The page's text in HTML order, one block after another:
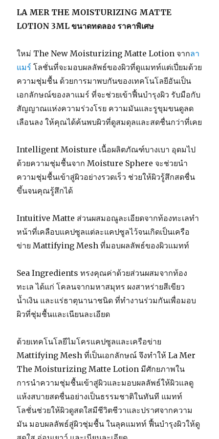
LA MER THE MOISTURIZING MATTE
LOTION 3ML ขนาดทดลอง ราคาพิเศษ
ใหม่ The New Moisturizing Matte Lotion จากลา
แมร์ โลชั่นที่จะมอบผลลัพธ์ของผิวที่ดูแมทท์แต่เปี่ยมด้วย
ความชุ่มชื้น ด้วยการมาพบกันของเทคโนโลยีอันเป็น
เอกลักษณ์ของลาแมร์ ที่จะช่วยเข้าฟื้นบำรุงผิว รับมือกับ
สัญญาณแห่งความร่วงโรย ความมันและรูขุมขนดูลด
เลือนลง ให้คุณได้ค้นพบผิวที่ดูสมดุลและสดชื่นกว่าที่เคย
Intelligent Moisture เนื้อผลิตภัณฑ์บางเบา อุดมไป
ด้วยความชุ่มชื้นจาก Moisture Sphere จะช่วยนำ
ความชุ่มชื้นเข้าสู่ผิวอย่างรวดเร็ว ช่วยให้ผิวรู้สึกสดชื่น
ขึ้นจนคุณรู้สึกได้
Intuitive Matte ส่วนผสมอณูละเอียดจากท้องทะเลทำ
หน้าที่เคลือบแคปซูลแต่ละแคปซูลไว้จนเกิดเป็นเครือ
ข่าย Mattifying Mesh ที่มอบผลลัพธ์ของผิวแมทท์
Sea Ingredients ทรงคุณค่าด้วยส่วนผสมจากท้อง
ทะเล ได้แก่ โคลนจากมหาสมุทร ผงสาหร่ายสีเขียว
น้ำเงิน และแร่ธาตุนานาชนิด ที่ทำงานร่วมกันเพื่อมอบ
ผิวที่ชุ่มชื้นและเนียนละเอียด
ด้วยเทคโนโลยีไมโครแคปซูลและเครือข่าย
Mattifying Mesh ที่เป็นเอกลักษณ์ จึงทำให้ La Mer
The Moisturizing Matte Lotion มีศักยภาพใน
การนำความชุ่มชื้นเข้าสู่ผิวและมอบผลลัพธ์ให้ผิวแลดู
แห้งสบายสดชื่นอย่างเป็นธรรมชาติในทันที แมทท์
โลชั่นช่วยให้ผิวดูสดใสมีชีวิตชีวาและปราศจากความ
มัน มอบผลลัพธ์สู่ผิวชุ่มชื้น ในลุคแมทท์ ฟื้นบำรุงผิวให้ดู